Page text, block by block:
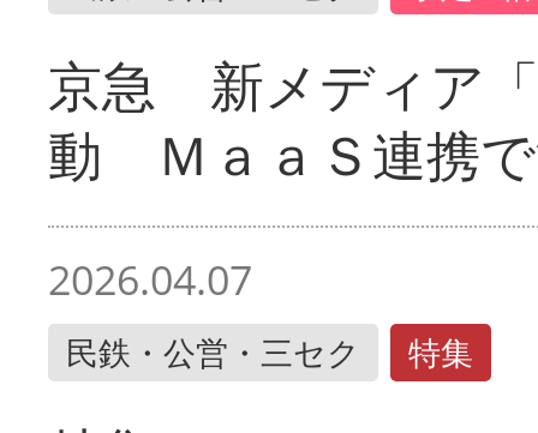
京急 新メディア
動 ＭａａＳ連携
2026.04.07
民鉄・公営・三セク 特集